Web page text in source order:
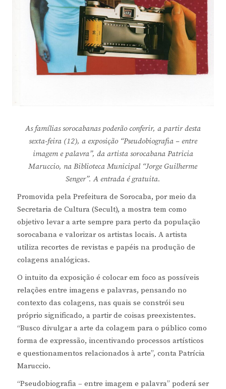
As famílias sorocabanas poderão conferir, a partir desta
sexta-feira (12), a exposição “Pseudobiografia – entre
imagem e palavra”, da artista sorocabana Patricia
Maruccio, na Biblioteca Municipal “Jorge Guilherme
Senger”. A entrada é gratuita.
Promovida pela Prefeitura de Sorocaba, por meio da
Secretaria de Cultura (Secult), a mostra tem como
objetivo levar a arte sempre para perto da população
sorocabana e valorizar os artistas locais. A artista
utiliza recortes de revistas e papéis na produção de
colagens analógicas.
O intuito da exposição é colocar em foco as possíveis
relações entre imagens e palavras, pensando no
contexto das colagens, nas quais se constrói seu
próprio significado, a partir de coisas preexistentes.
“Busco divulgar a arte da colagem para o público como
forma de expressão, incentivando processos artísticos
e questionamentos relacionados à arte”, conta Patrícia
Maruccio.
“Pseudobiografia – entre imagem e palavra” poderá ser